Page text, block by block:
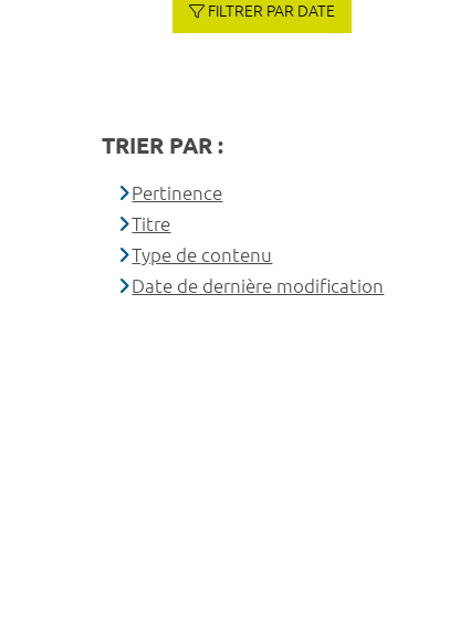
FILTRER PAR DATE
TRIER PAR :
Pertinence
Titre
Type de contenu
Date de dernière modification